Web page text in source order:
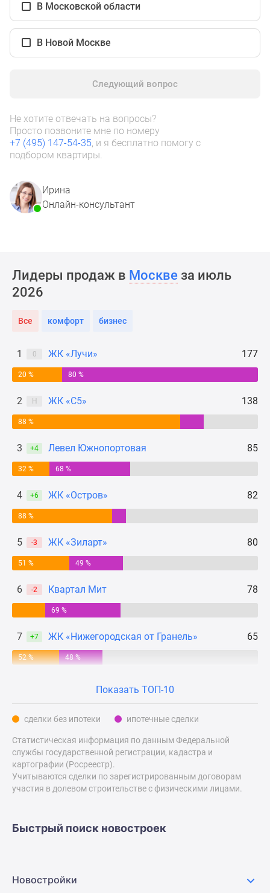
комнатные
комнатные
карте
Ипотечный
калькулятор
Семейная
ипотека
Военная
ипотека
Новости
недвижимости
эксперта
рынка
Покупателю
Экспертиза
новостроек
проекте
Реклама
сайте
Дзен
Машино-
места
Апартаменты
#траншевая
#рассрочка
ИТ-
скидками
41%
Видео
360°
новостроек
Rutube
В Московской области
В Новой Москве
Следующий вопрос
Не хотите отвечать на вопросы?
Просто позвоните мне по номеру
+7 (495) 147-54-35, и я бесплатно помогу с
подбором квартиры.
Ирина
Онлайн-консультант
Лидеры продаж в Москве за июль
2026
Все комфорт бизнес
1 0 ЖК «Лучи» 177
20 % 80 %
2 Н ЖК «С5» 138
88 %
3 +4 Левел Южнопортовая 85
32 % 68 %
4 +6 ЖК «Остров» 82
88 %
5 -3 ЖК «Зиларт» 80
51 % 49 %
6 -2 Квартал Мит 78
69 %
7 +7 ЖК «Нижегородская от Гранель» 65
52 % 48 %
Показать ТОП-10
сделки без ипотеки ипотечные сделки
Статистическая информация по данным Федеральной
службы государственной регистрации, кадастра и
картографии (Росреестр).
Учитываются сделки по зарегистрированным договорам
участия в долевом строительстве с физическими лицами.
Быстрый поиск новостроек
Новостройки